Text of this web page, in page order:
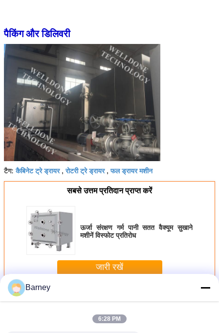
पैकिंग और डिलिवरी
टैग:कैबिनेट ट्रे ड्रायर,रोटरी ट्रे ड्रायर,फल ड्रायर मशीन
सबसे उत्तम प्रतिदान प्राप्त करें
ऊर्जा संरक्षण गर्म पानी सतत वैक्यूम सुखाने
मशीनें विस्फोट प्रतिरोध
जारी रखें
अधिक वैक्यूम ट्रे ड्रायर
Barney
6:28 PM